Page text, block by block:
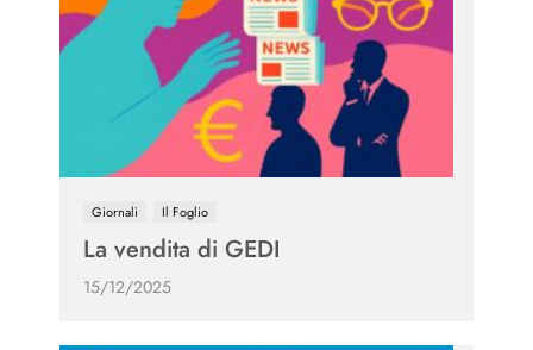
Giornali Il Foglio
La vendita di GEDI
15/12/2025